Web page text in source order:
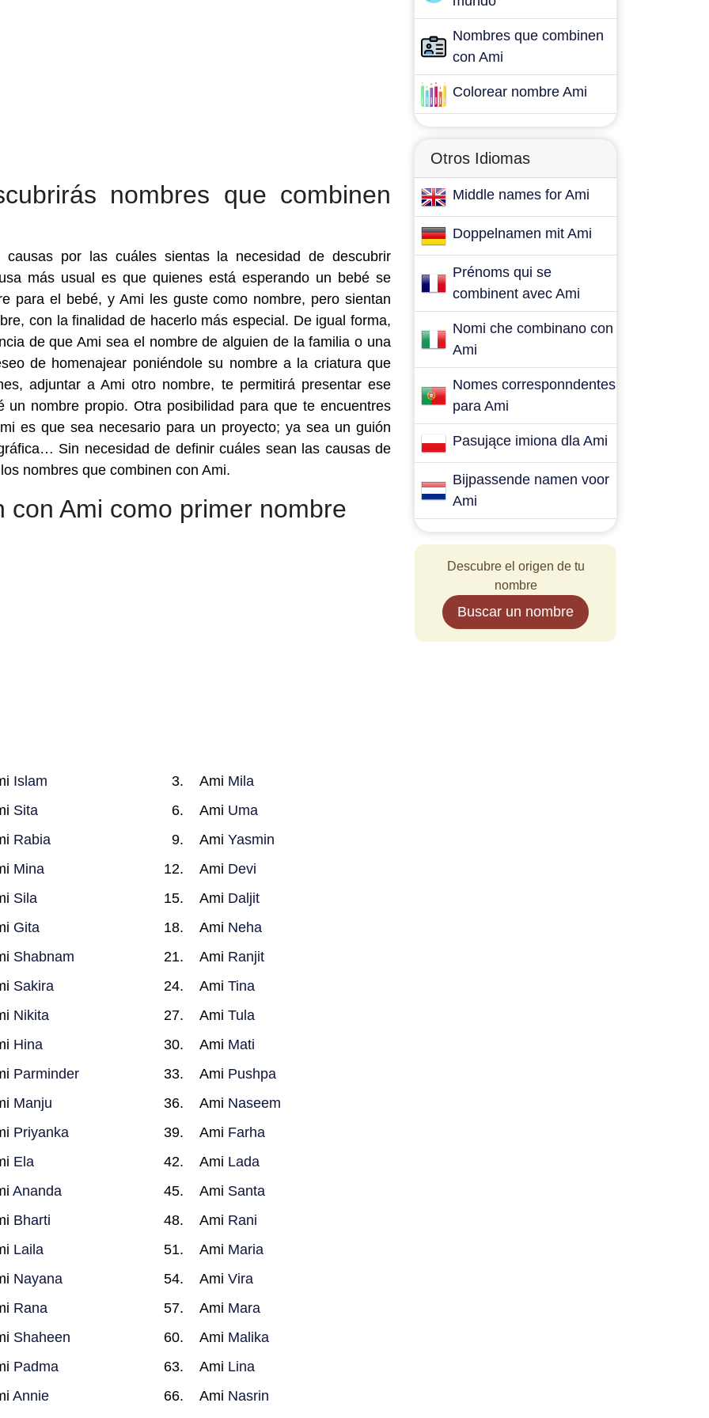
nombres que combinen
por las cuáles sientas la necesidad de descubrir
más usual es que quienes está esperando un bebé se
para el bebé, y Ami les guste como nombre, pero sientan
con la finalidad de hacerlo más especial. De igual forma,
de que Ami sea el nombre de alguien de la familia o una
de homenajear poniéndole su nombre a la criatura que
adjuntar a Ami otro nombre, te permitirá presentar ese
nombre propio. Otra posibilidad para que te encuentres
es que sea necesario para un proyecto; ya sea un guión
Sin necesidad de definir cuáles sean las causas de
nombres que combinen con Ami.
Ami como primer nombre
Islam Ami Mila
Sita Ami Uma
Rabia AmiYasmin
Mina Ami Devi
Sila Ami Daljit
Gita Ami Neha
Shabnam Ami Ranjit
Sakira AmiTina
Nikita AmiTula
Hina Ami Mati
Parminder Ami Pushpa
Manju Ami Naseem
Priyanka Ami Farha
Ela Ami Lada
Ananda Ami Santa
Bharti Ami Rani
Laila Ami Maria
Nayana AmiVira
Rana Ami Mara
Shaheen Ami Malika
Padma Ami Lina
Annie Ami Nasrin
Nombres que combinen
con Ami
Colorear nombre Ami
Otros Idiomas
Middle names for Ami
Doppelnamen mit Ami
Prénoms qui se
combinent avec Ami
Nomi che combinano con
Ami
Nomes corresponndentes
para Ami
Pasujące imiona dla Ami
Bijpassende namen voor
Ami
Descubre el origen de tu
nombre
Buscar un nombre